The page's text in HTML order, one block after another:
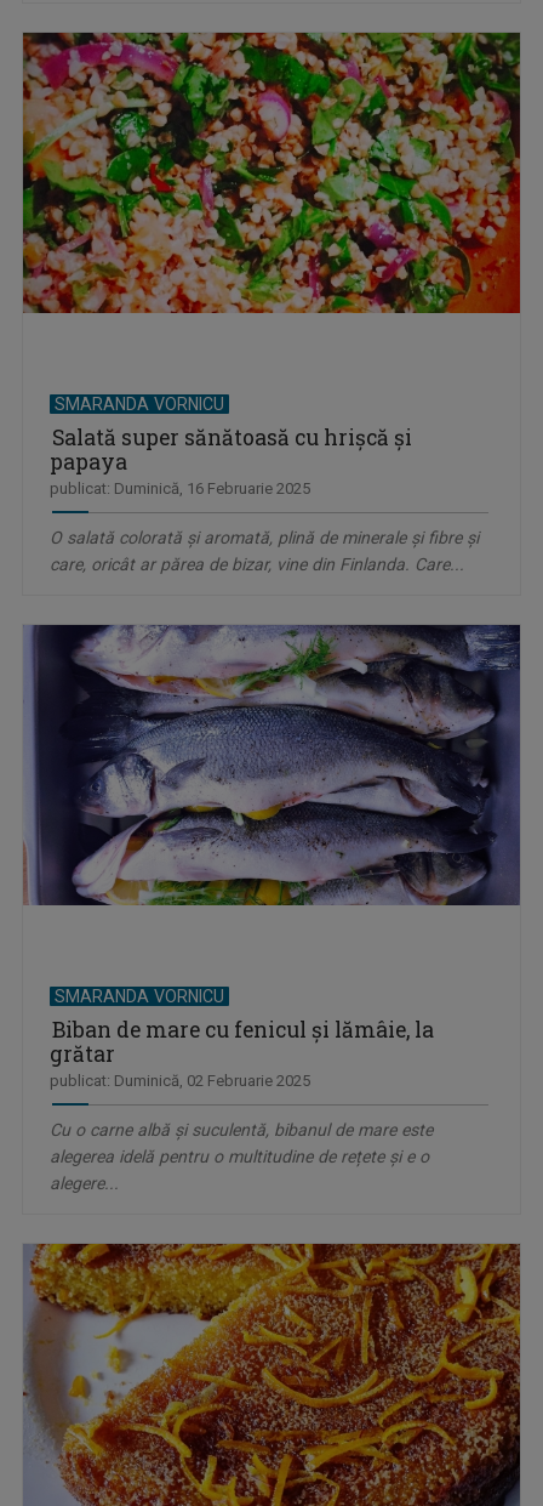
SMARANDA VORNICU
Salată super sănătoasă cu hrişcă şi
papaya
publicat: Duminică, 16 Februarie 2025
O salată colorată şi aromată, plină de minerale şi fibre şi
care, oricât ar părea de bizar, vine din Finlanda. Care...
SMARANDA VORNICU
Biban de mare cu fenicul şi lămâie, la
grătar
publicat: Duminică, 02 Februarie 2025
Cu o carne albă și suculentă, bibanul de mare este
alegerea idelă pentru o multitudine de rețete și e o
alegere...